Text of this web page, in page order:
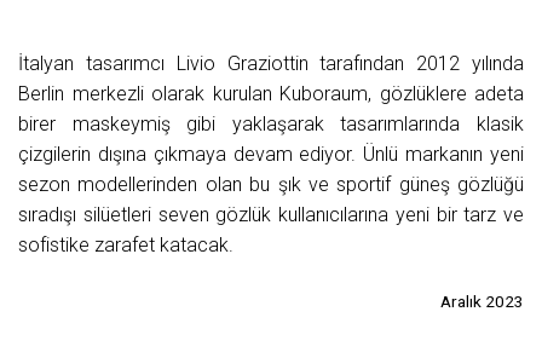
İtalyan tasarımcı Livio Graziottin tarafından 2012 yılında
Berlin merkezli olarak kurulan Kuboraum, gözlüklere adeta
birer maskeymiş gibi yaklaşarak tasarımlarında klasik
çizgilerin dışına çıkmaya devam ediyor. Ünlü markanın yeni
sezon modellerinden olan bu şık ve sportif güneş gözlüğü
sıradışı silüetleri seven gözlük kullanıcılarına yeni bir tarz ve
sofistike zarafet katacak.
Aralık 2023